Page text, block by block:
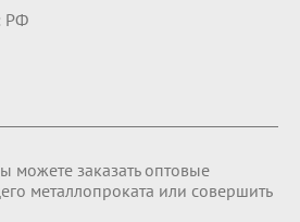
РФ
можете заказать оптовые
металлопроката или совершить